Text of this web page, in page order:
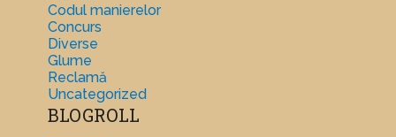
Codul manierelor
Concurs
Diverse
Glume
Reclamă
Uncategorized
BLOGROLL